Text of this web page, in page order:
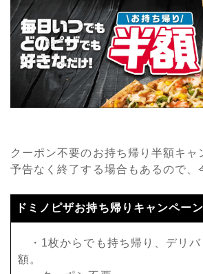
クーポン不要のお持ち帰り半額キャ
予告なく終了する場合もあるので、
ドミノピザお持ち帰りキャンペーン
・1枚からでも持ち帰り、デリバ
額。